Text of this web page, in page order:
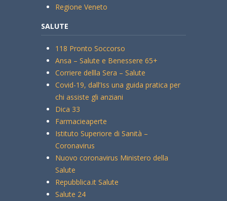
Regione Veneto
SALUTE
118 Pronto Soccorso
Ansa – Salute e Benessere 65+
Corriere dellla Sera – Salute
Covid-19, dall’Iss una guida pratica per
chi assiste gli anziani
Dica 33
Farmacieaperte
Istituto Superiore di Sanità –
Coronavirus
Nuovo coronavirus Ministero della
Salute
Repubblica.it Salute
Salute 24